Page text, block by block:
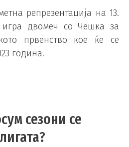
репрезентација на 13.
двомеч со Чешка за
првенство кое ќе се
година.
сезони се